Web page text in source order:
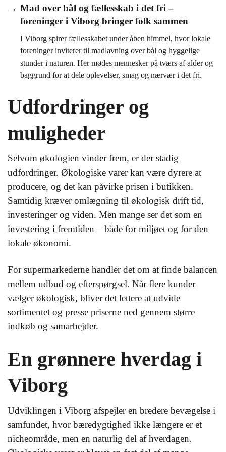
Mad over bål og fællesskab i det fri –
foreninger i Viborg bringer folk sammen
I Viborg spirer fællesskabet under åben himmel, hvor lokale
foreninger inviterer til madlavning over bål og hyggelige
stunder i naturen. Her mødes mennesker på tværs af alder og
baggrund for at dele oplevelser, smag og nærvær i det fri.
Udfordringer og
muligheder
Selvom økologien vinder frem, er der stadig
udfordringer. Økologiske varer kan være dyrere at
producere, og det kan påvirke prisen i butikken.
Samtidig kræver omlægning til økologisk drift tid,
investeringer og viden. Men mange ser det som en
investering i fremtiden – både for miljøet og for den
lokale økonomi.
For supermarkederne handler det om at finde balancen
mellem udbud og efterspørgsel. Når flere kunder
vælger økologisk, bliver det lettere at udvide
sortimentet og presse priserne ned gennem større
indkøb og samarbejder.
En grønnere hverdag i
Viborg
Udviklingen i Viborg afspejler en bredere bevægelse i
samfundet, hvor bæredygtighed ikke længere er et
nicheområde, men en naturlig del af hverdagen.